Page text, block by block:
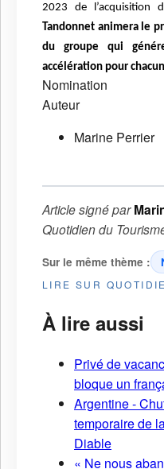
2023 de l’acquisition
Tandonnet animera le
du groupe qui
accélération pour
Nomination
Auteur
Marine Perrier
Article signé par
Quotidien du
Sur le même thème :
LIRE SUR
À lire aussi
Privé de
bloque un
Argentine -
temporaire de
Diable
« Ne nous